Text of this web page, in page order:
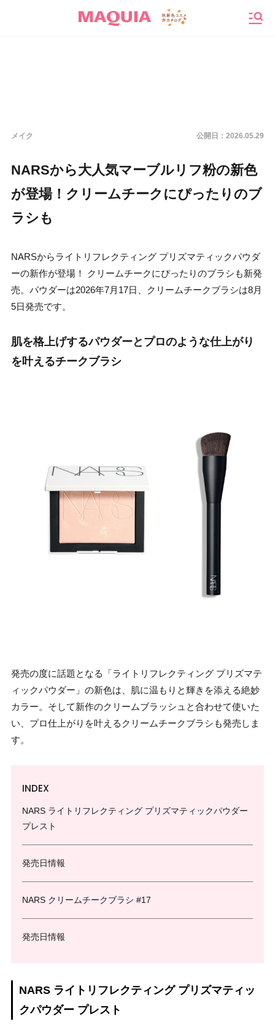
メイク 公開日： 2026.05.29
NARSから大人気マーブルリフ粉の新色
が登場！クリームチークにぴったりのブ
ラシも
NARSからライトリフレクティング プリズマティックパウダ
ーの新作が登場！ クリームチークにぴったりのブラシも新発
売。パウダーは2026年7月17日、クリームチークブラシは8月
5日発売です。
肌を格上げするパウダーとプロのような仕上がり
を叶えるチークブラシ
発売の度に話題となる「ライトリフレクティング プリズマテ
ィックパウダー」の新色は、肌に温もりと輝きを添える絶妙
カラー。そして新作のクリームブラッシュと合わせて使いた
い、プロ仕上がりを叶えるクリームチークブラシも発売しま
す。
INDEX
NARS ライトリフレクティング プリズマティックパウダー
プレスト
発売日情報
NARS クリームチークブラシ #17
発売日情報
NARS ライトリフレクティング プリズマティッ
クパウダー プレスト